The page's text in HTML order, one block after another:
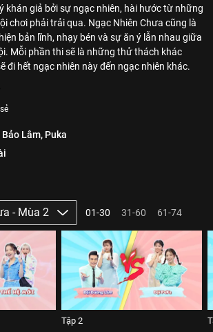
khán giả bởi sự ngạc nhiên, hài hước từ những
chơi phải trải qua. Ngạc Nhiên Chưa cũng là
bản lĩnh, nhạy bén và sự ăn ý lẫn nhau giữa
Mỗi phần thi sẽ là những thử thách khác
đi hết ngạc nhiên này đến ngạc nhiên khác.
Lâm, Puka
- Mùa 2 01-30 31-60 61-74
Tập 2